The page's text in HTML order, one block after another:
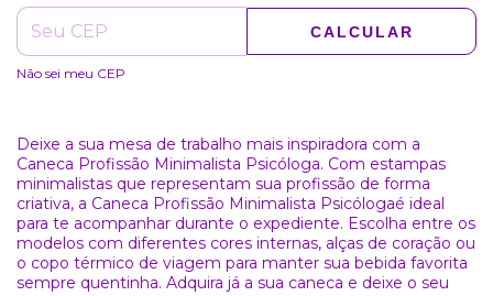
CALCULAR
Não sei meu CEP
Deixe a sua mesa de trabalho mais inspiradora com a
Caneca Profissão Minimalista Psicóloga. Com estampas
minimalistas que representam sua profissão de forma
criativa, a Caneca Profissão Minimalista Psicólogaé ideal
para te acompanhar durante o expediente. Escolha entre os
modelos com diferentes cores internas, alças de coração ou
o copo térmico de viagem para manter sua bebida favorita
sempre quentinha. Adquira já a sua caneca e deixe o seu